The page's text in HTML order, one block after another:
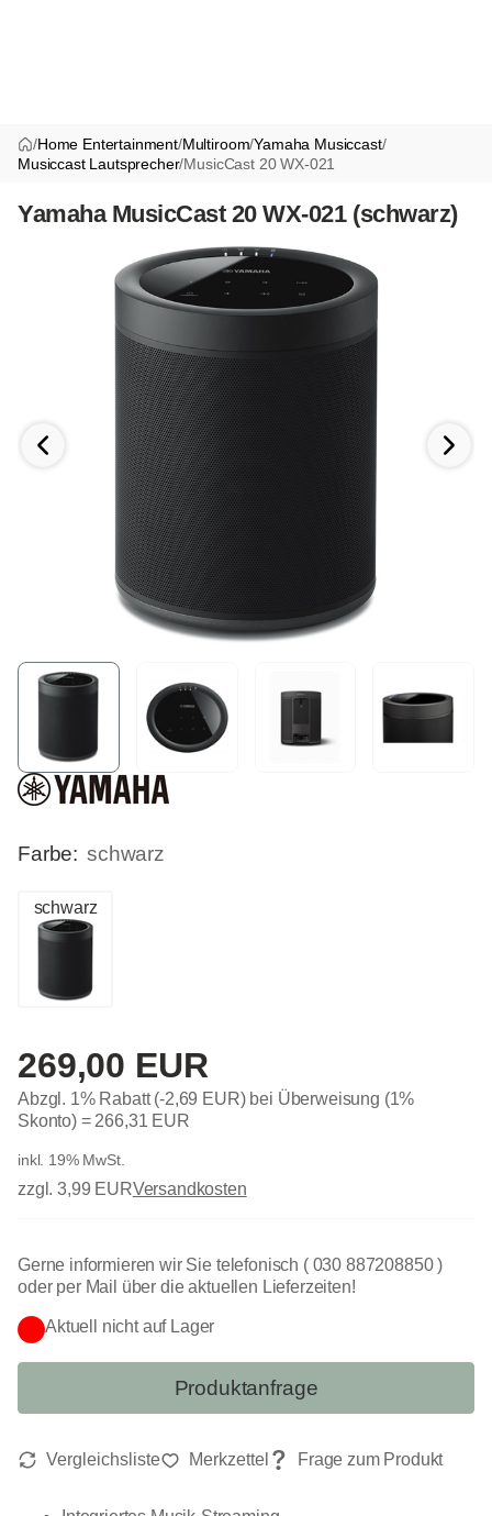
/Home Entertainment/Multiroom/Yamaha Musiccast/
Musiccast Lautsprecher/MusicCast 20 WX-021
Yamaha MusicCast 20 WX-021 (schwarz)
Farbe: schwarz
schwarz
269,00 EUR
Abzgl. 1% Rabatt (-2,69 EUR) bei Überweisung (1%
Skonto) = 266,31 EUR
inkl. 19% MwSt.
zzgl. 3,99 EURVersandkosten
Aktuell nicht auf Lager
Gerne informieren wir Sie telefonisch ( 030 887208850 )
oder per Mail über die aktuellen Lieferzeiten!
Produktanfrage